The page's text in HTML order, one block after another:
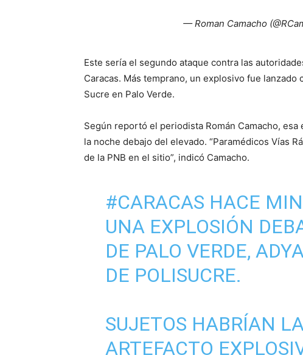
— Roman Camacho
Este sería el segundo ataque contra las
Caracas. Más temprano, un explosivo fue
Sucre en Palo Verde.
Según reportó el periodista Román Camacho,
la noche debajo del elevado. “Paramédicos Vías
de la PNB en el sitio”, indicó Camacho.
#CARACAS HACE
UNA EXPLOSIÓN
DE PALO VERDE,
DE POLISUCRE.
SUJETOS HABRÍAN
ARTEFACTO